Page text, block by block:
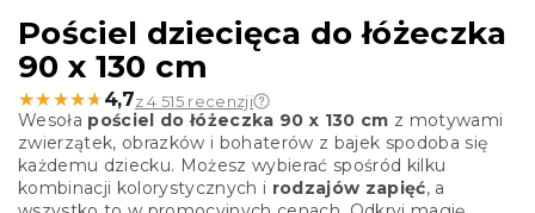
Pościel dziecięca do łóżeczka
90 x 130 cm
★★★★★
★★★★★ 4,7z 4 515 recenzji
Wesoła pościel do łóżeczka 90 x 130 cm z motywami
zwierzątek, obrazków i bohaterów z bajek spodoba się
każdemu dziecku. Możesz wybierać spośród kilku
kombinacji kolorystycznych i rodzajów zapięć, a